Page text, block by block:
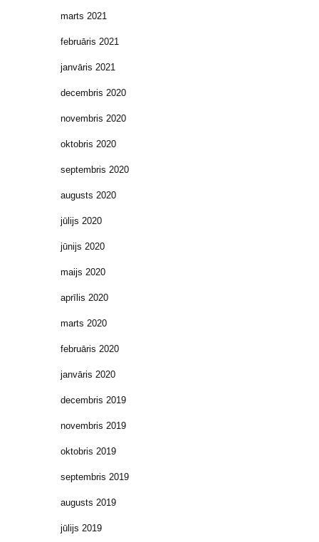
marts 2021
februāris 2021
janvāris 2021
decembris 2020
novembris 2020
oktobris 2020
septembris 2020
augusts 2020
jūlijs 2020
jūnijs 2020
maijs 2020
aprīlis 2020
marts 2020
februāris 2020
janvāris 2020
decembris 2019
novembris 2019
oktobris 2019
septembris 2019
augusts 2019
jūlijs 2019